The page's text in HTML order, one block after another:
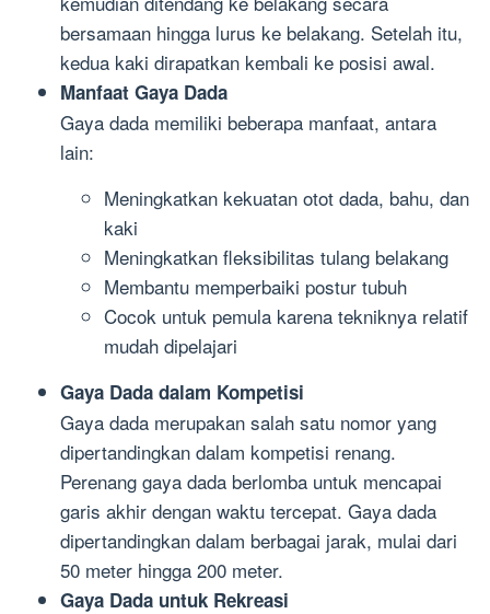
bersamaan hingga lurus ke belakang. Setelah itu,
kedua kaki dirapatkan kembali ke posisi awal.
Manfaat Gaya Dada
Gaya dada memiliki beberapa manfaat, antara
lain:
Meningkatkan kekuatan otot dada, bahu, dan
kaki
Meningkatkan fleksibilitas tulang belakang
Membantu memperbaiki postur tubuh
Cocok untuk pemula karena tekniknya relatif
mudah dipelajari
Gaya Dada dalam Kompetisi
Gaya dada merupakan salah satu nomor yang
dipertandingkan dalam kompetisi renang.
Perenang gaya dada berlomba untuk mencapai
garis akhir dengan waktu tercepat. Gaya dada
dipertandingkan dalam berbagai jarak, mulai dari
50 meter hingga 200 meter.
Gaya Dada untuk Rekreasi